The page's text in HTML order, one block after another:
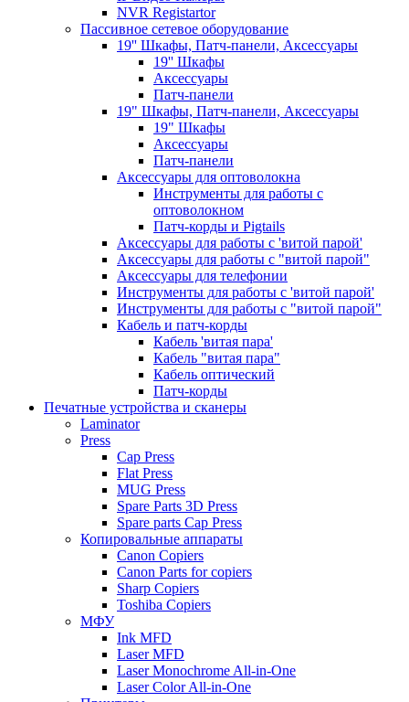
NVR Registartor
Пассивное сетевое оборудование
19'' Шкафы, Патч-панели, Аксессуары
19'' Шкафы
Аксессуары
Патч-панели
19" Шкафы, Патч-панели, Аксессуары
19" Шкафы
Аксессуары
Патч-панели
Аксессуары для оптоволокна
Инструменты для работы с
оптоволокном
Патч-корды и Pigtails
Аксессуары для работы с 'витой парой'
Аксессуары для работы с "витой парой"
Аксессуары для телефонии
Инструменты для работы с 'витой парой'
Инструменты для работы с "витой парой"
Кабель и патч-корды
Кабель 'витая пара'
Кабель "витая пара"
Кабель оптический
Патч-корды
Печатные устройства и сканеры
Laminator
Press
Cap Press
Flat Press
MUG Press
Spare Parts 3D Press
Spare parts Cap Press
Копировальные аппараты
Canon Copiers
Canon Parts for copiers
Sharp Copiers
Toshiba Copiers
МФУ
Ink MFD
Laser MFD
Laser Monochrome All-in-One
Laser Color All-in-One